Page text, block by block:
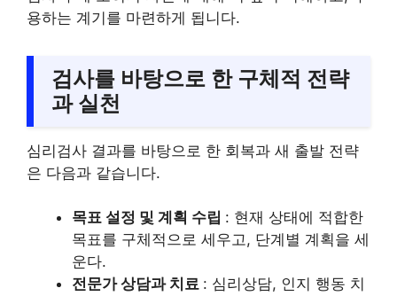
용하는 계기를 마련하게 됩니다.
검사를 바탕으로 한 구체적 전략
과 실천
심리검사 결과를 바탕으로 한 회복과 새 출발 전략
은 다음과 같습니다.
목표 설정 및 계획 수립 : 현재 상태에 적합한
목표를 구체적으로 세우고, 단계별 계획을 세
운다.
전문가 상담과 치료 : 심리상담, 인지 행동 치